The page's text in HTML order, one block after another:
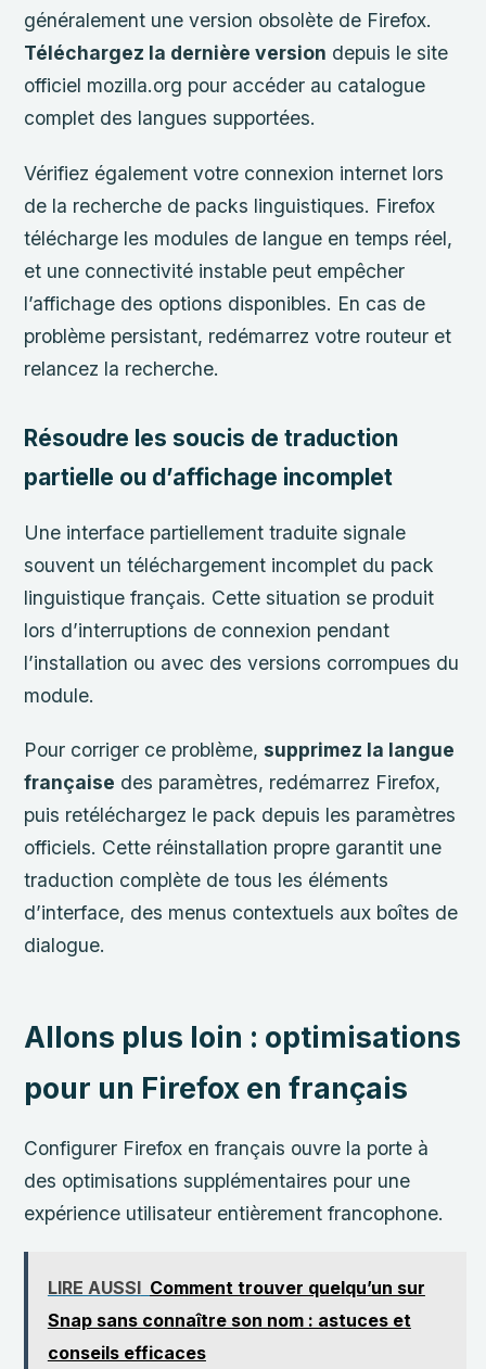
généralement une version obsolète de Firefox.
Téléchargez la dernière version depuis le site
officiel mozilla.org pour accéder au catalogue
complet des langues supportées.
Vérifiez également votre connexion internet lors
de la recherche de packs linguistiques. Firefox
télécharge les modules de langue en temps réel,
et une connectivité instable peut empêcher
l’affichage des options disponibles. En cas de
problème persistant, redémarrez votre routeur et
relancez la recherche.
Résoudre les soucis de traduction
partielle ou d’affichage incomplet
Une interface partiellement traduite signale
souvent un téléchargement incomplet du pack
linguistique français. Cette situation se produit
lors d’interruptions de connexion pendant
l’installation ou avec des versions corrompues du
module.
Pour corriger ce problème,supprimez la langue
française des paramètres, redémarrez Firefox,
puis retéléchargez le pack depuis les paramètres
officiels. Cette réinstallation propre garantit une
traduction complète de tous les éléments
d’interface, des menus contextuels aux boîtes de
dialogue.
Allons plus loin : optimisations
pour un Firefox en français
Configurer Firefox en français ouvre la porte à
des optimisations supplémentaires pour une
expérience utilisateur entièrement francophone.
LIRE AUSSI Comment trouver quelqu’un sur
Snap sans connaître son nom : astuces et
conseils efficaces